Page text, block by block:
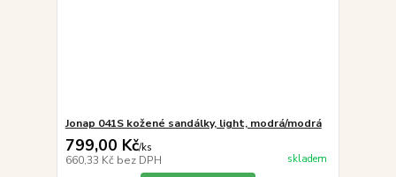
Jonap 041S kožené sandálky, light, modrá/modrá
799,00 Kč/ks
660,33 Kč bez DPH skladem